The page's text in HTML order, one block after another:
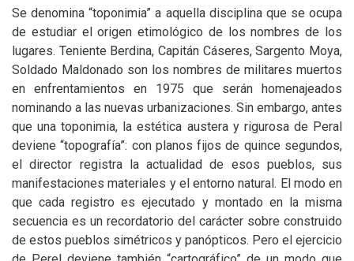
Se denomina “toponimia” a aquella disciplina que se ocupa
de estudiar el origen etimológico de los nombres de los
lugares. Teniente Berdina, Capitán Cáseres, Sargento Moya,
Soldado Maldonado son los nombres de militares muertos
en enfrentamientos en 1975 que serán homenajeados
nominando a las nuevas urbanizaciones. Sin embargo, antes
que una toponimia, la estética austera y rigurosa de Peral
deviene “topografía”: con planos fijos de quince segundos,
el director registra la actualidad de esos pueblos, sus
manifestaciones materiales y el entorno natural. El modo en
que cada registro es ejecutado y montado en la misma
secuencia es un recordatorio del carácter sobre construido
de estos pueblos simétricos y panópticos. Pero el ejercicio